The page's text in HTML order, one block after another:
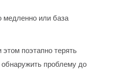
медленно или база
поэтапно терять
проблему до